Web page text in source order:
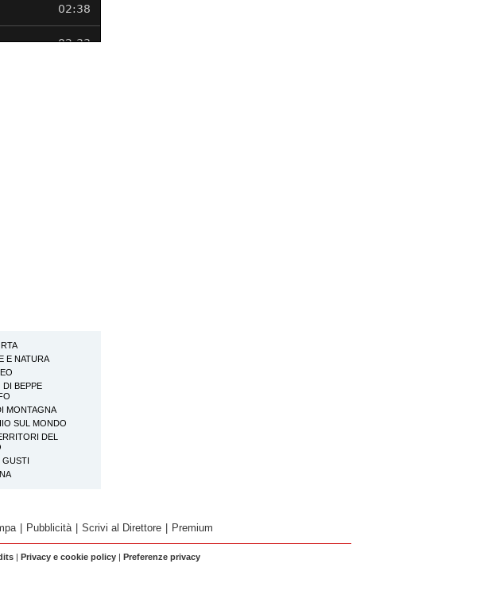
E NATURA
DI BEPPE
MONTAGNA
SUL MONDO
DEL
Pubblicità Scrivi al Direttore Premium
Privacy e cookie policy Preferenze privacy